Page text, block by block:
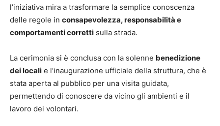
l’iniziativa mira a trasformare la semplice conoscenza
delle regole in consapevolezza, responsabilità e
comportamenti corretti sulla strada.
La cerimonia si è conclusa con la solenne benedizione
dei locali e l’inaugurazione ufficiale della struttura, che è
stata aperta al pubblico per una visita guidata,
permettendo di conoscere da vicino gli ambienti e il
lavoro dei volontari.